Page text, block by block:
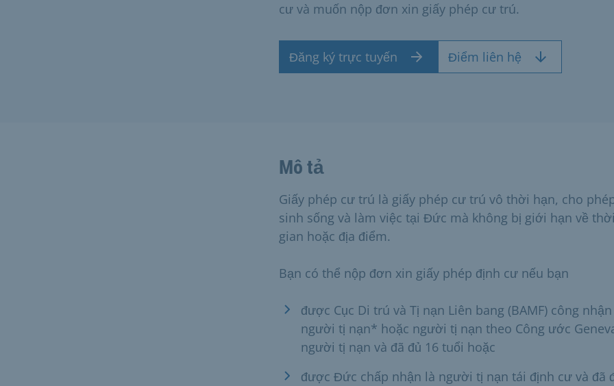
cư và muốn nộp đơn xin giấy phép cư trú.
Đăng ký trực tuyến Điểm liên hệ
Mô tả
Giấy phép cư trú là giấy phép cư trú vô thời hạn, cho
sinh sống và làm việc tại Đức mà không bị giới hạn về
gian hoặc địa điểm.
Bạn có thể nộp đơn xin giấy phép định cư nếu bạn
được Cục Di trú và Tị nạn Liên bang (BAMF) công
người tị nạn* hoặc người tị nạn theo Công ước
người tị nạn và đã đủ 16 tuổi hoặc
được Đức chấp nhận là người tị nạn tái định cư và đã